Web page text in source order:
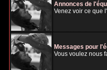
Annonces de
Venez voir ce que
Messages pour
Vous voulez nous